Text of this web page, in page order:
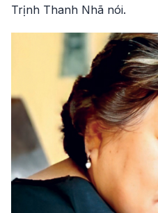
Trịnh Thanh Nhã nói.